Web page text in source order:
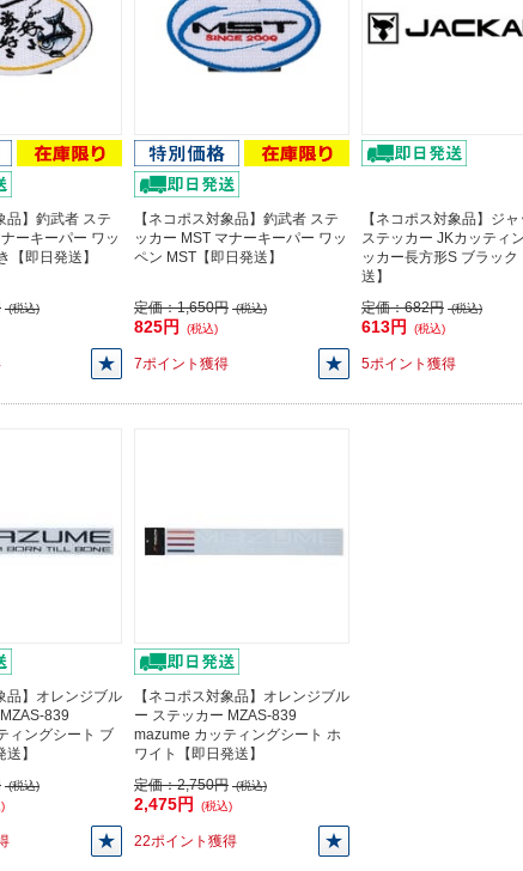
品】釣武者 ステ
ーキーパー ワッ
【即日発送】
(税込)
【ネコポス対象品】釣武者 ステ
ッカー MST マナーキーパー ワッ
ペン MST【即日発送】
定価：1,650円 (税込)
825円 (税込)
7ポイント獲得
【ネコポス対象品】ジ
ステッカー JKカッティ
ッカー長方形S ブラック
送】
定価：682円 (税込)
613円 (税込)
5ポイント獲得
品】オレンジブル
839
ィングシート ブ
】
(税込)
【ネコポス対象品】オレンジブル
ー ステッカー MZAS-839
mazume カッティングシート ホ
ワイト【即日発送】
定価：2,750円 (税込)
2,475円 (税込)
22ポイント獲得